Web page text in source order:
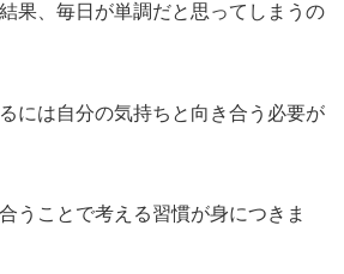
果、毎日が単調だと思ってしまうの
には自分の気持ちと向き合う必要が
うことで考える習慣が身につきま